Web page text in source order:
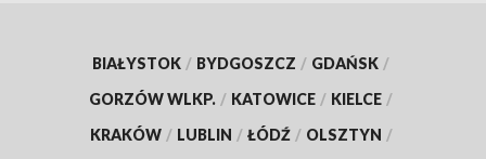
BIAŁYSTOK / BYDGOSZCZ / GDAŃSK /
GORZÓW WLKP. / KATOWICE / KIELCE /
KRAKÓW / LUBLIN / ŁÓDŹ / OLSZTYN /